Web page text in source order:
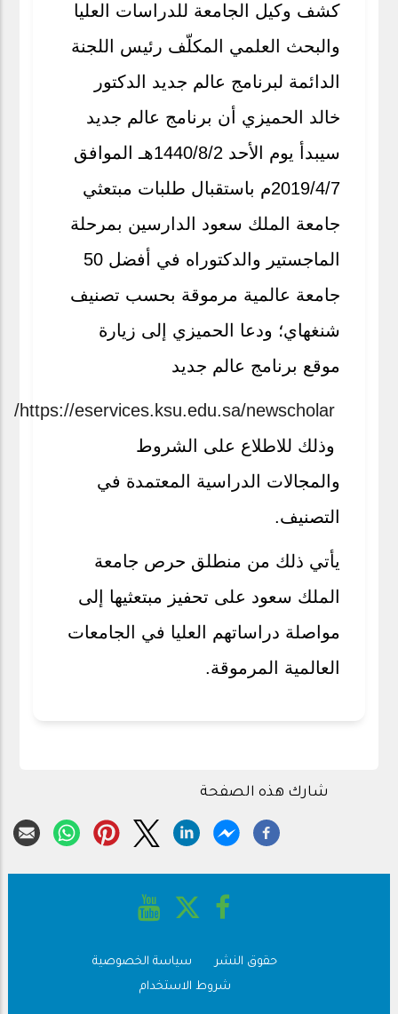
كشف وكيل الجامعة للدراسات العليا
والبحث العلمي المكلّف رئيس اللجنة
الدائمة لبرنامج عالم جديد الدكتور
خالد الحميزي أن برنامج عالم جديد
سيبدأ يوم الأحد 1440/8/2هـ الموافق
2019/4/7م باستقبال طلبات مبتعثي
جامعة الملك سعود الدارسين بمرحلة
الماجستير والدكتوراه في أفضل 50
جامعة عالمية مرموقة بحسب تصنيف
شنغهاي؛ ودعا الحميزي إلى زيارة
موقع برنامج عالم جديد
https://eservices.ksu.edu.sa/newscholar/
وذلك للاطلاع على الشروط
والمجالات الدراسية المعتمدة في
التصنيف.
يأتي ذلك من منطلق حرص جامعة
الملك سعود على تحفيز مبتعثيها إلى
مواصلة دراساتهم العليا في الجامعات
العالمية المرموقة.
شارك هذه الصفحة
حقوق النشر
سياسة الخصوصية
شروط الاستخدام